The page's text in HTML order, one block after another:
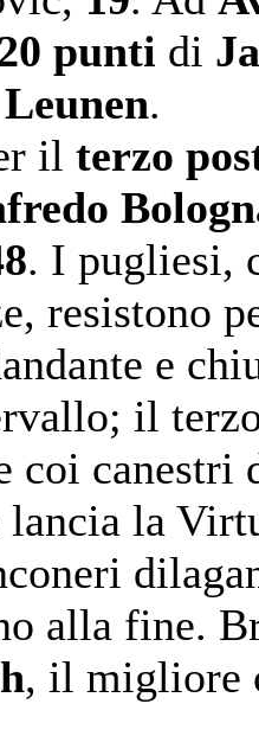
punti di
Leunen.
il terzo
. I pugliesi,
resistono
e
il
coi canestri
lancia la
alla fine.
, il migliore